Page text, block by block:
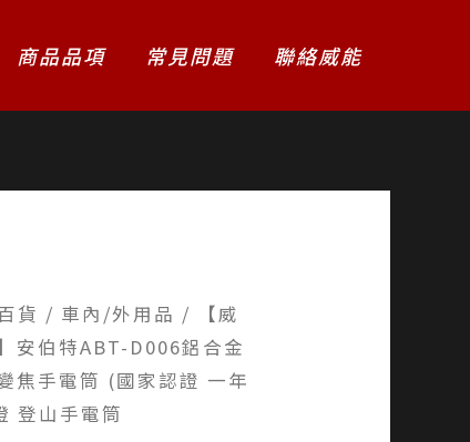
商品品項 常見問題 聯絡威能
貨 / 車內/外用品 / 【威
安伯特ABT-D006鋁合金
焦手電筒 (國家認證 一年
登山手電筒